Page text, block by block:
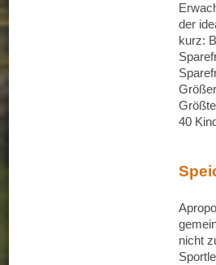
der
kurz:
40
nicht